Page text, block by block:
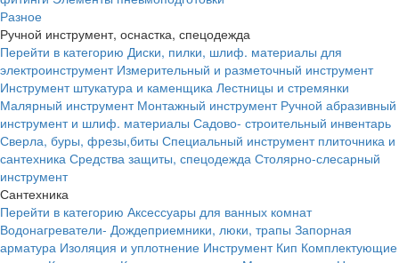
Разное
Ручной инструмент, оснастка, спецодежда
Перейти в категорию Диски, пилки, шлиф. материалы для
электроинструмент Измерительный и разметочный инструмент
Инструмент штукатура и каменщика Лестницы и стремянки
Малярный инструмент Монтажный инструмент Ручной абразивный
инструмент и шлиф. материалы Садово- строительный инвентарь
Сверла, буры, фрезы,биты Специальный инструмент плиточника и
сантехника Средства защиты, спецодежда Столярно-слесарный
инструмент
Сантехника
Перейти в категорию Аксессуары для ванных комнат
Водонагреватели- Дождеприемники, люки, трапы Запорная
арматура Изоляция и уплотнение Инструмент Кип Комплектующие